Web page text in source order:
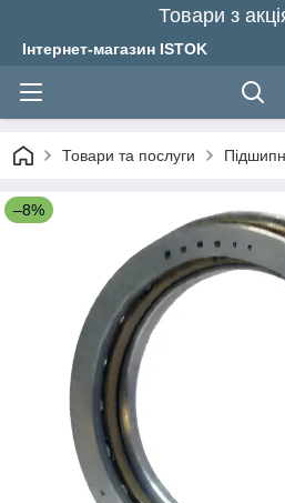
Товари з
Інтернет-магазин ISTOK
Товари та послуги
–8%